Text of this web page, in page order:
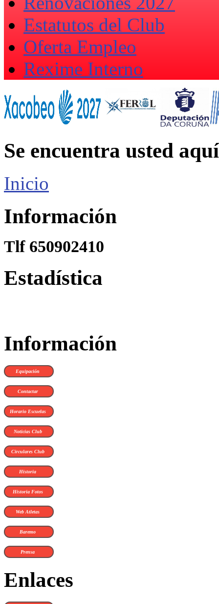
Estatutos del Club
Oferta Empleo
Rexime Interno
Se encuentra usted aquí
Inicio
Información
Tlf 650902410
Estadística
Información
Equipación
Contactar
Horario Escuelas
Noticias Club
Circulares Club
Historia
Historia Fotos
Web Atletas
Baremo
Prensa
Enlaces